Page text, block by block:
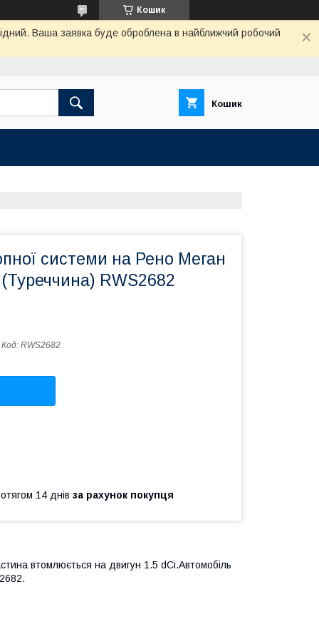
Кошик
Ваша заявка буде оброблена в найближчий робочий
Кошик
системи на Рено Меган
RWS2682
Код: RWS2682
14 днів за рахунок покупця
втомлюється на двигун 1.5 dCi.Автомобіль